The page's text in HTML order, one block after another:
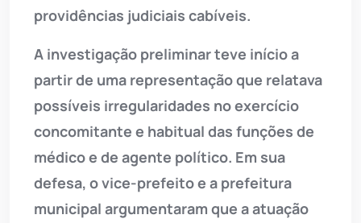
providências judiciais cabíveis.
A investigação preliminar teve início a
partir de uma representação que relatava
possíveis irregularidades no exercício
concomitante e habitual das funções de
médico e de agente político. Em sua
defesa, o vice-prefeito e a prefeitura
municipal argumentaram que a atuação